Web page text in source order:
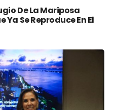
De La Mariposa
Se Reproduce En El